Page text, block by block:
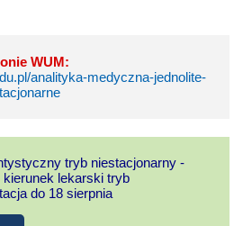
WUM:
analityka-medyczna-jednolite-
tryb niestacjonarny -
kierunek lekarski tryb
do 18 sierpnia